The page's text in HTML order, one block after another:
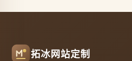
拓冰网站定制